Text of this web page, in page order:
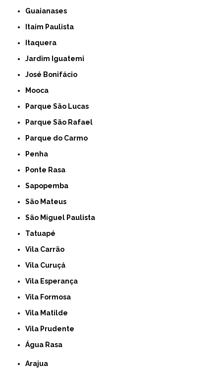
Guaianases
Itaim Paulista
Itaquera
Jardim Iguatemi
José Bonifácio
Mooca
Parque São Lucas
Parque São Rafael
Parque do Carmo
Penha
Ponte Rasa
Sapopemba
São Mateus
São Miguel Paulista
Tatuapé
Vila Carrão
Vila Curuçá
Vila Esperança
Vila Formosa
Vila Matilde
Vila Prudente
Água Rasa
Arajua